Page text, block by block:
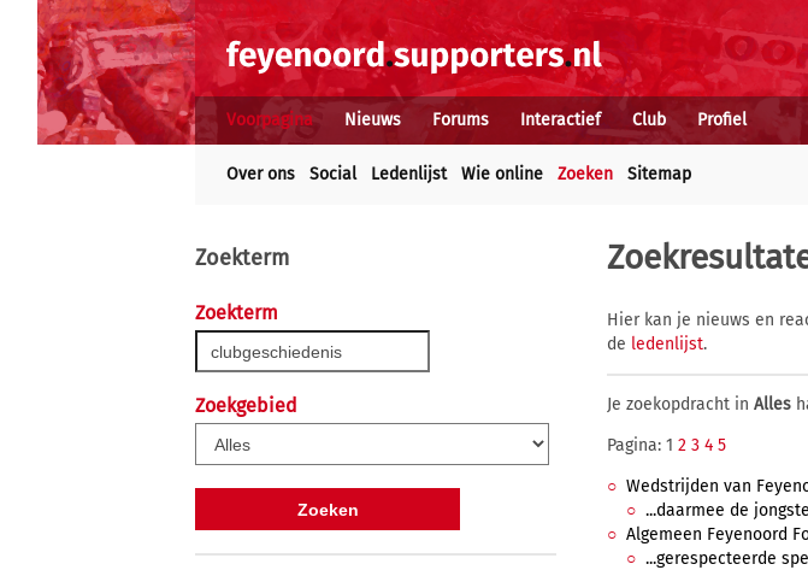
Voorpagina Nieuws Forums Interactief Club Profiel
Over ons Social Ledenlijst Wie online Zoeken Sitemap
Zoekterm
Zoekterm
Zoekgebied
Hier kan je nieuws en
de ledenlijst.
Je zoekopdracht in Alles
Pagina: 1 2 3 4 5
Wedstrijden van
...daarmee de
Algemeen Feyenoord
...gerespecteerde